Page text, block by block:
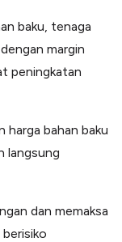
baku, tenaga
margin
peningkatan
harga bahan baku
langsung
dan memaksa
berisiko